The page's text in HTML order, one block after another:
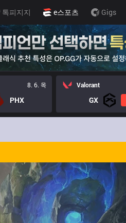
톡피지지 e스포츠 Gigs
8. 6. 목
PHX
Valorant
GX